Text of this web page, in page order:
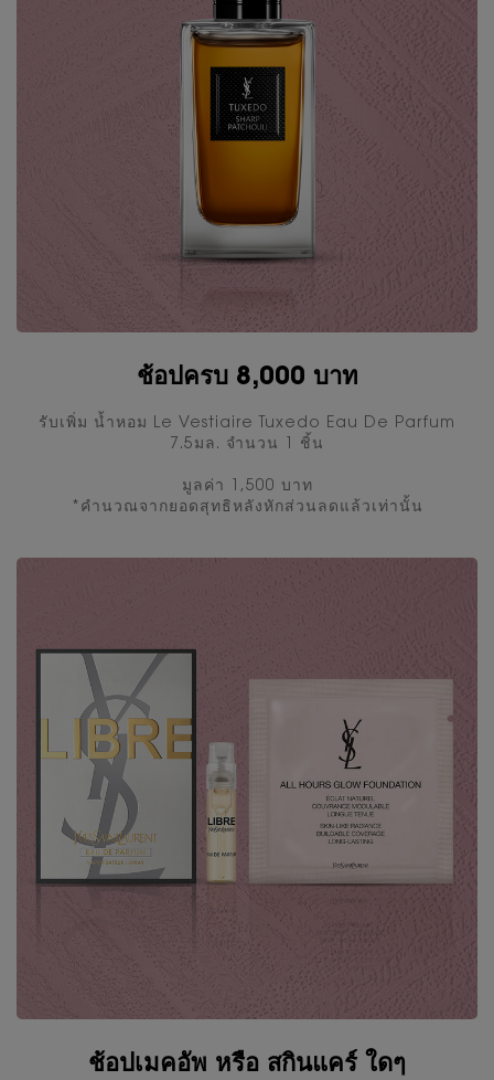
ช้อปครบ 8,000 บาท
รับเพิ่ม นํ้าหอม Le Vestiaire Tuxedo Eau De Parfum
7.5มล. จำนวน 1 ชิ้น
มูลค่า 1,500 บาท
*คํานวณจากยอดสุทธิหลังหักส่วนลดแล้วเท่านั้น
ช้อปเมคอัพ หรือ สกินแคร์ ใดๆ